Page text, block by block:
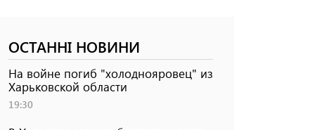
ОСТАННІ НОВИНИ
На войне погиб "холоднояровец" из
Харьковской области
19:30